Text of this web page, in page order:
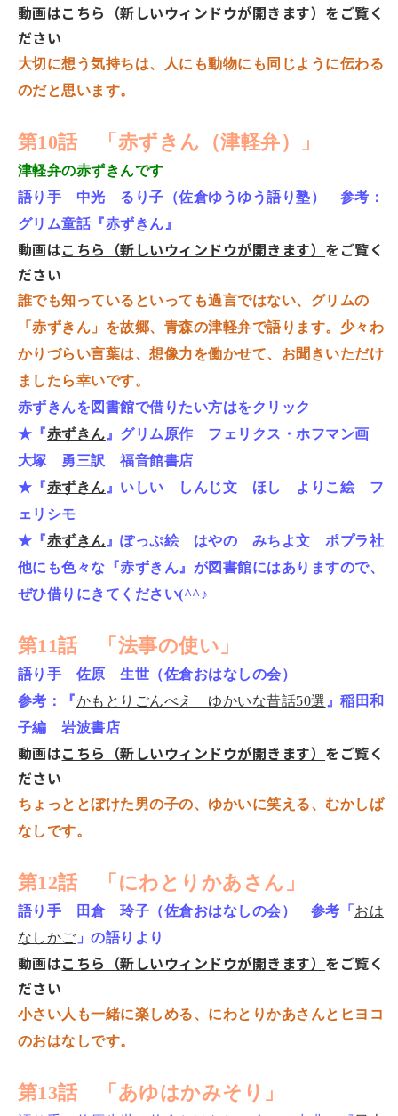
動画はこちら（新しいウィンドウが開きます） をご覧く
ださい
大切に想う気持ちは、人にも動物にも同じように伝わる
のだと思います。
第10話 「赤ずきん（津軽弁）」
津軽弁の赤ずきんです
語り手 中光 るり子（佐倉ゆうゆう語り塾） 参考：
グリム童話『赤ずきん』
動画はこちら（新しいウィンドウが開きます） をご覧く
ださい
誰でも知っているといっても過言ではない、グリムの
「赤ずきん」を故郷、青森の津軽弁で語ります。少々わ
かりづらい言葉は、想像力を働かせて、お聞きいただけ
ましたら幸いです。
赤ずきんを図書館で借りたい方はをクリック
★『赤ずきん 』グリム原作 フェリクス・ホフマン画
大塚 勇三訳 福音館書店
★『赤ずきん 』いしい しんじ文 ほし よりこ絵 フ
ェリシモ
★『赤ずきん 』ぽっぷ絵 はやの みちよ文 ポプラ社
他にも色々な『赤ずきん』が図書館にはありますので、
ぜひ借りにきてください(^^♪
第11話 「法事の使い」
語り手 佐原 生世（佐倉おはなしの会）
参考：『かもとりごんべえ ゆかいな昔話50選 』稲田和
子編 岩波書店
動画はこちら（新しいウィンドウが開きます） をご覧く
ださい
ちょっととぼけた男の子の、ゆかいに笑える、むかしば
なしです。
第12話 「にわとりかあさん」
語り手 田倉 玲子（佐倉おはなしの会） 参考「 おは
なしかご 」の語りより
動画はこちら（新しいウィンドウが開きます） をご覧く
ださい
小さい人も一緒に楽しめる、にわとりかあさんとヒヨコ
のおはなしです。
第13話 「あゆはかみそり」